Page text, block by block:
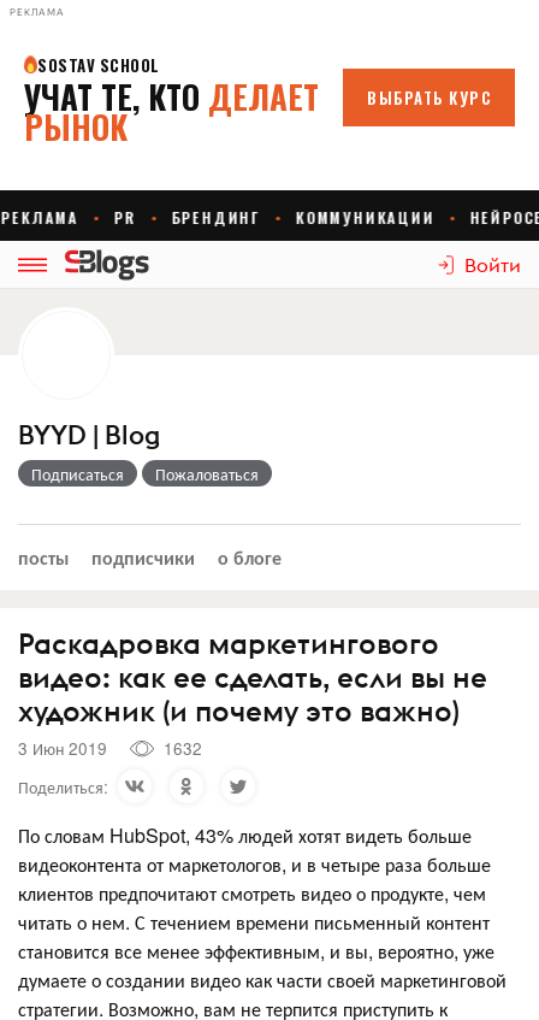
РЕКЛАМА
Войти
BYYD | Blog
Подписаться Пожаловаться
посты подписчики о блоге
Раскадровка маркетингового
видео: как ее сделать, если вы не
художник (и почему это важно)
3 Июн 2019
1632
Поделиться:
По словам HubSpot, 43% людей хотят видеть больше
видеоконтента от маркетологов, и в четыре раза больше
клиентов предпочитают смотреть видео о продукте, чем
читать о нем. С течением времени письменный контент
становится все менее эффективным, и вы, вероятно, уже
думаете о создании видео как части своей маркетинговой
стратегии. Возможно, вам не терпится приступить к